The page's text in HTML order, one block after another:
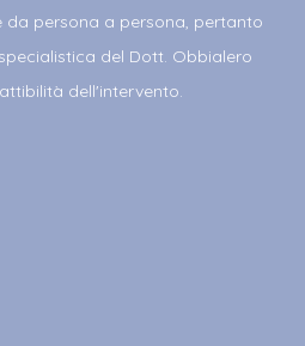
da persona a persona, pertanto
del Dott. Obbialero
dell'intervento.